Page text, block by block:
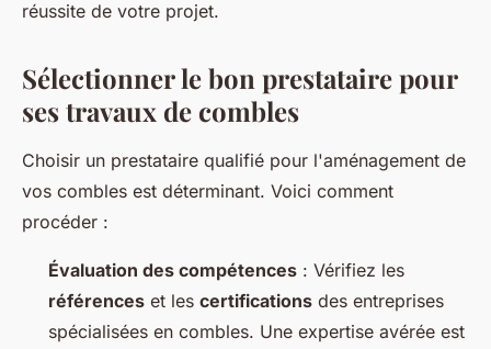
réussite de votre projet.
Sélectionner le bon prestataire pour
ses travaux de combles
Choisir un prestataire qualifié pour l'aménagement de
vos combles est déterminant. Voici comment
procéder :
Évaluation des compétences : Vérifiez les
références et les certifications des entreprises
spécialisées en combles. Une expertise avérée est